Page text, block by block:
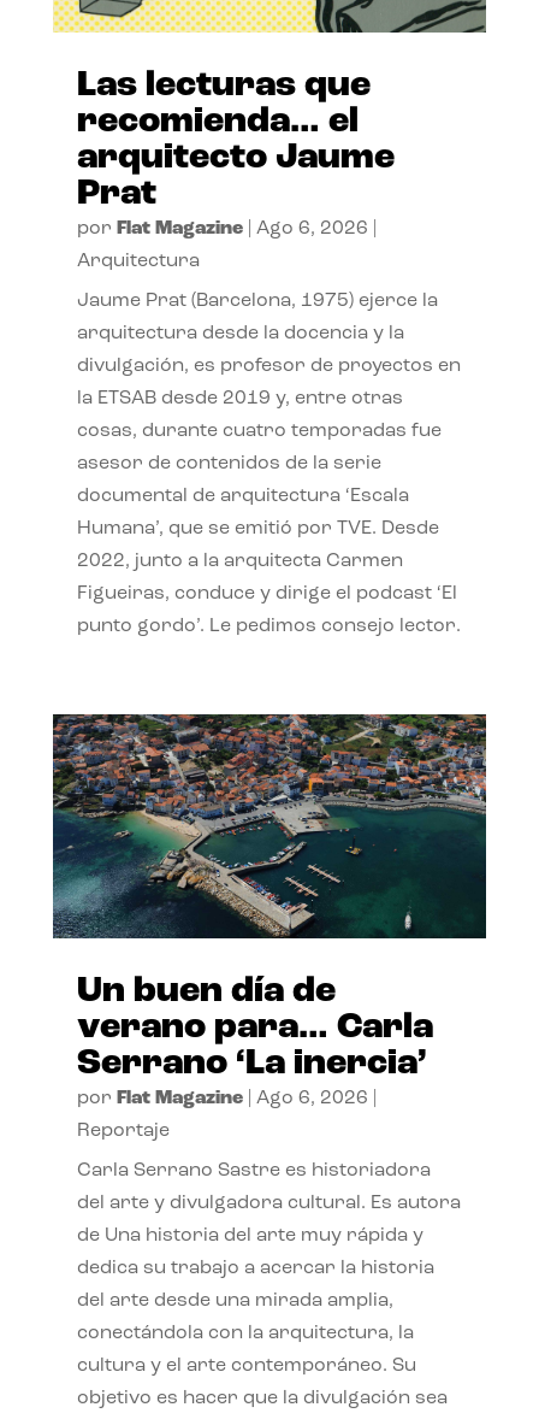
Las lecturas que
recomienda… el
arquitecto Jaume
Prat
por Flat Magazine| Ago 6, 2026
Arquitectura
Jaume Prat (Barcelona, 1975) ejerce la
arquitectura desde la docencia y la
divulgación, es profesor de proyectos en
la ETSAB desde 2019 y, entre otras
cosas, durante cuatro temporadas fue
asesor de contenidos de la serie
documental de arquitectura ‘Escala
Humana’, que se emitió por TVE. Desde
2022, junto a la arquitecta Carmen
Figueiras, conduce y dirige el podcast ‘El
punto gordo’. Le pedimos consejo lector.
Un buen día de
verano para… Carla
Serrano ‘La inercia’
por Flat Magazine| Ago 6, 2026
Reportaje
Carla Serrano Sastre es historiadora
del arte y divulgadora cultural. Es autora
de Una historia del arte muy rápida y
dedica su trabajo a acercar la historia
del arte desde una mirada amplia,
conectándola con la arquitectura, la
cultura y el arte contemporáneo. Su
objetivo es hacer que la divulgación sea